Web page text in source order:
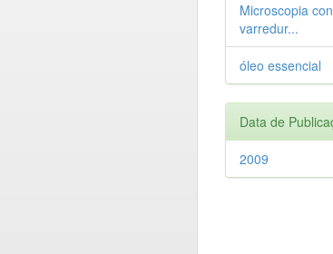
Microscopia
varredur...
óleo essencial
Data de
2009